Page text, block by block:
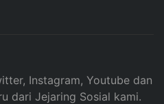
Instagram, Youtube dan
dari Jejaring Sosial kami.